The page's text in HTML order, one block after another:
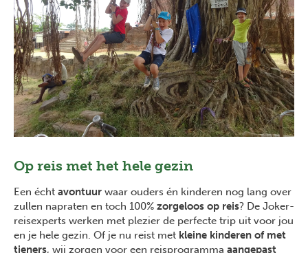
Op reis met het hele gezin
Een écht avontuur waar ouders én kinderen nog lang over
zullen napraten en toch 100% zorgeloos op reis? De Joker-
reisexperts werken met plezier de perfecte trip uit voor jou
en je hele gezin. Of je nu reist met kleine kinderen of met
tieners, wij zorgen voor een reisprogramma aangepast